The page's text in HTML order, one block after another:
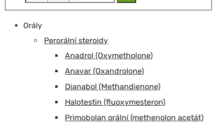
Orály
Perorální steroidy
Anadrol (Oxymetholone)
Anavar (Oxandrolone)
Dianabol (Methandienone)
Halotestin (fluoxymesteron)
Primobolan orální (methenolon acetát)